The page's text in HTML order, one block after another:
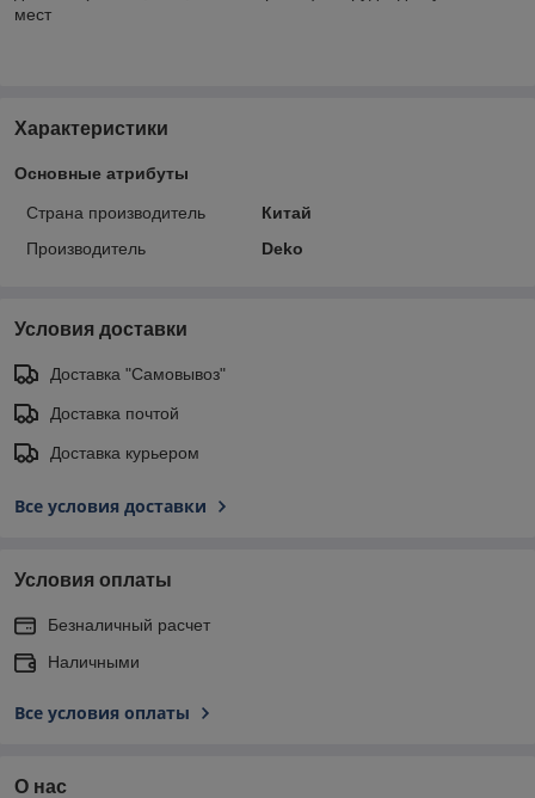
мест
Характеристики
Основные атрибуты
Страна производитель
Китай
Производитель
Deko
Условия доставки
Доставка "Самовывоз"
Доставка почтой
Доставка курьером
Все условия доставки
Условия оплаты
Безналичный расчет
Наличными
Все условия оплаты
О нас